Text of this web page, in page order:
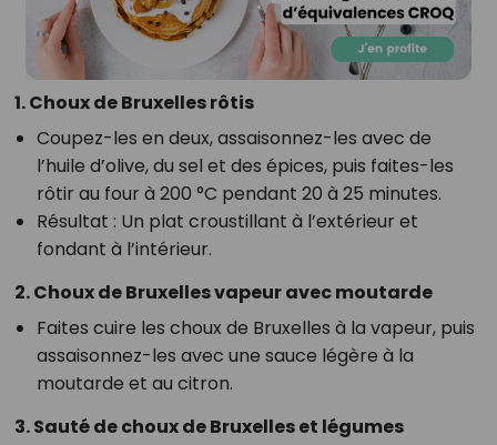
1. Choux de Bruxelles rôtis
Coupez-les en deux, assaisonnez-les avec de
l’huile d’olive, du sel et des épices, puis faites-les
rôtir au four à 200 °C pendant 20 à 25 minutes.
Résultat : Un plat croustillant à l’extérieur et
fondant à l’intérieur.
2. Choux de Bruxelles vapeur avec moutarde
Faites cuire les choux de Bruxelles à la vapeur, puis
assaisonnez-les avec une sauce légère à la
moutarde et au citron.
3. Sauté de choux de Bruxelles et légumes